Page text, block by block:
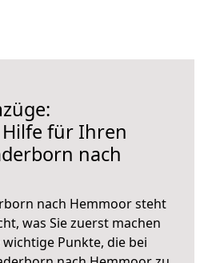
für Ihren
nach
nach Hemmoor steht
was Sie zuerst machen
Punkte, die bei